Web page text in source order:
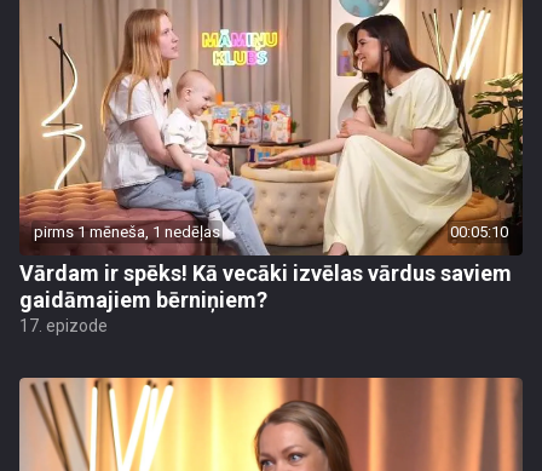
pirms 1 mēneša, 1 nedēļas 00:05:10
Vārdam ir spēks! Kā vecāki izvēlas vārdus saviem
gaidāmajiem bērniņiem?
17. epizode